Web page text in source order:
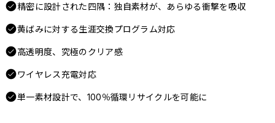
精密に設計された四隅：独自素材が、あらゆる衝撃を吸収
黄ばみに対する生涯交換プログラム対応
高透明度、究極のクリア感
ワイヤレス充電対応
単一素材設計で、100％循環リサイクルを可能に